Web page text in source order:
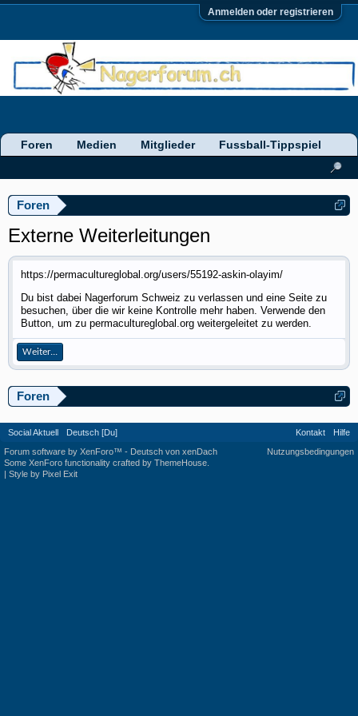
Anmelden oder registrieren
Foren
Externe Weiterleitungen
https://permacultureglobal.org/users/55192-askin-olayim/
Du bist dabei Nagerforum Schweiz zu verlassen und eine Seite zu
besuchen, über die wir keine Kontrolle mehr haben. Verwende den
Button, um zu permacultureglobal.org weitergeleitet zu werden.
Weiter...
Foren
Foren Medien Mitglieder Fussball-Tippspiel
Social Aktuell Deutsch [Du] Kontakt
Hilfe
Nutzungsbedingungen
Forum software by XenForo™ - Deutsch von xenDach
Some XenForo functionality crafted by ThemeHouse
| Style by Pixel Exit